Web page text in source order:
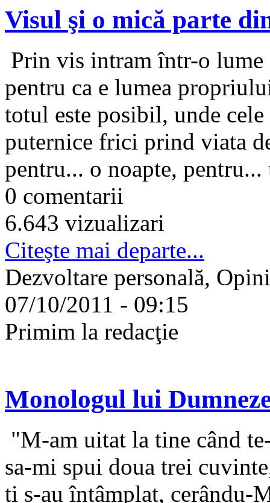
Visul şi o mică parte
Prin vis intram într-o lume
pentru ca e lumea
totul este posibil, unde
puternice frici prind viata
pentru... o noapte,
0 comentarii
6.643 vizualizari
Citeşte mai departe...
Dezvoltare personală,
07/10/2011 - 09:15
Primim la redacţie
Monologul lui
"M-am uitat la tine când
sa-mi spui doua trei
ti s-au întâmplat, cerându-